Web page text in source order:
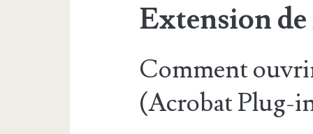
Extension
Comment
(Acrobat Plug-